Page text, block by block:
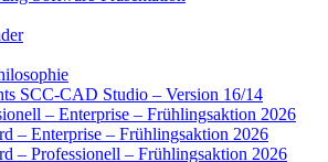
SCC-CAD Studio – Version 16/14
– Enterprise – Frühlingsaktion 2026
– Enterprise – Frühlingsaktion 2026
– Professionell – Frühlingsaktion 2026